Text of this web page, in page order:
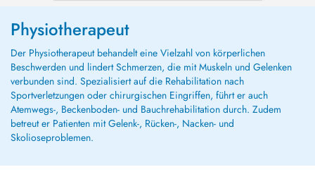
à l'International Academy of Osteopathy à Mont
Saint-Guibert en Belgique. En parallèle,
j'étudi...
Physiotherapeut
Der Physiotherapeut behandelt eine Vielzahl von körperlichen
Beschwerden und lindert Schmerzen, die mit Muskeln und Gelenken
verbunden sind. Spezialisiert auf die Rehabilitation nach
Sportverletzungen oder chirurgischen Eingriffen, führt er auch
Atemwegs-, Beckenboden- und Bauchrehabilitation durch. Zudem
betreut er Patienten mit Gelenk-, Rücken-, Nacken- und
Skolioseproblemen.